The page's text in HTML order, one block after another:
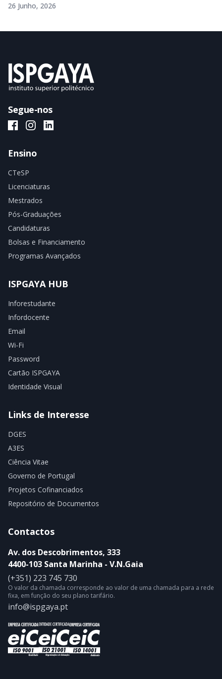
26 Junho, 2026
Segue-nos
ISPGAYA Facebook
ISPGAYA Instagram
ISPGAYA LinkedIn
Ensino
CTeSP
Licenciaturas
Mestrados
Pós-Graduações
Candidaturas
Bolsas e Financiamento
Programas Avançados
ISPGAYA HUB
Inforestudante
Infordocente
Email
Wi-Fi
Password
Cartão ISPGAYA
Identidade Visual
Links de Interesse
DGES
A3ES
Ciência Vitae
Governo de Portugal
Projetos Cofinanciados
Repositório de Documentos
Contactos
Av. dos Descobrimentos, 333
4400-103 Santa Marinha - V.N.Gaia
(+351) 223 745 730
O valor da chamada corresponde ao valor de uma chamada para a rede
fixa, em função do seu plano tarifário.
info@ispgaya.pt